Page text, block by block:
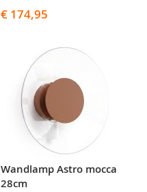
€ 174,95
Wandlamp Astro mocca
28cm